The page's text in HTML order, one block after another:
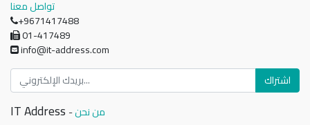
تواصل معنا
+9671417488
01-417489
info@it-address.com
اشتراك
IT Address -من نحن